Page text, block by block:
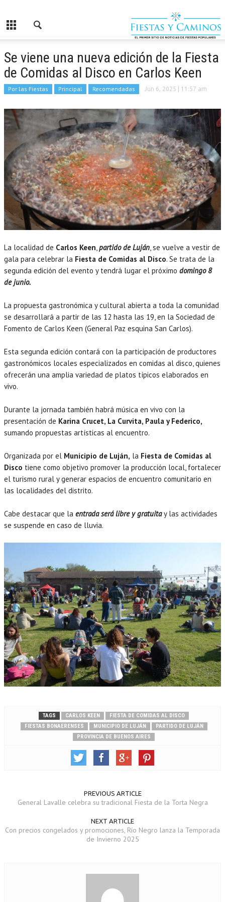
Se viene una nueva edición de la Fiesta
de Comidas al Disco en Carlos Keen
Por las Fiestas Principal Recomendadas Jun 6, 2025 | 11:57 am
La localidad de Carlos Keen,partido de Luján, se vuelve a vestir de
gala para celebrar la Fiesta de Comidas al Disco. Se trata de la
segunda edición del evento y tendrá lugar el próximo domingo 8
de junio.
La propuesta gastronómica y cultural abierta a toda la comunidad
se desarrollará a partir de las 12 hasta las 19, en la Sociedad de
Fomento de Carlos Keen (General Paz esquina San Carlos).
Esta segunda edición contará con la participación de productores
gastronómicos locales especializados en comidas al disco, quienes
ofrecerán una amplia variedad de platos típicos elaborados en
vivo.
Durante la jornada también habrá música en vivo con la
presentación de Karina Crucet, La Curvita, Paula y Federico,
sumando propuestas artísticas al encuentro.
Organizada por el Municipio de Luján, la Fiesta de Comidas al
Disco tiene como objetivo promover la producción local, fortalecer
el turismo rural y generar espacios de encuentro comunitario en
las localidades del distrito.
Cabe destacar que la entrada será libre y gratuitay las actividades
se suspende en caso de lluvia.
TAGS CARLOS KEEN
FIESTA DE COMIDAS AL DISCO
FIESTAS BONAERENSES
MUNICIPIO DE LUJÁN
PARTIDO DE LUJÁN
PROVINCIA DE BUENOS AIRES
PREVIOUS ARTICLE
General Lavalle celebra su tradicional Fiesta de la Torta Negra
NEXT ARTICLE
Con precios congelados y promociones, Río Negro lanza la Temporada
de Invierno 2025